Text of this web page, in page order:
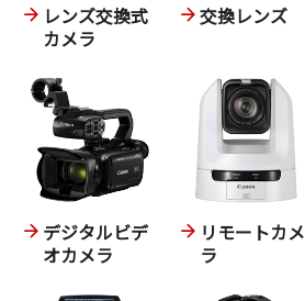
レンズ交換式
カメラ
交換レンズ
デジタルビデ
オカメラ
リモートカメ
ラ